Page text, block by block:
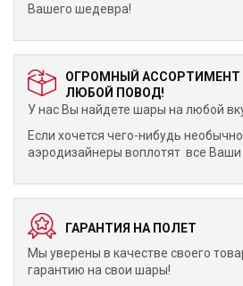
Вашего шедевра!
ОГРОМНЫЙ АССОРТИМЕНТ
ЛЮБОЙ ПОВОД!
У нас Вы найдете шары на любой
Если хочется чего-нибудь
аэродизайнеры воплотят все
ГАРАНТИЯ НА ПОЛЕТ
Мы уверены в качестве своего
гарантию на свои шары!